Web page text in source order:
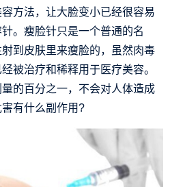
方法，让大脸变小已经很容易
。瘦脸针只是一个普通的名
到皮肤里来瘦脸的，虽然肉毒
被治疗和稀释用于医疗美容。
的百分之一，不会对人体造成
有什么副作用?